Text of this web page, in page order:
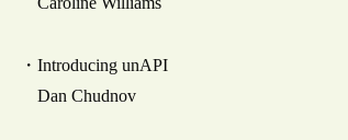
・Introducing unAPI
Dan Chudnov